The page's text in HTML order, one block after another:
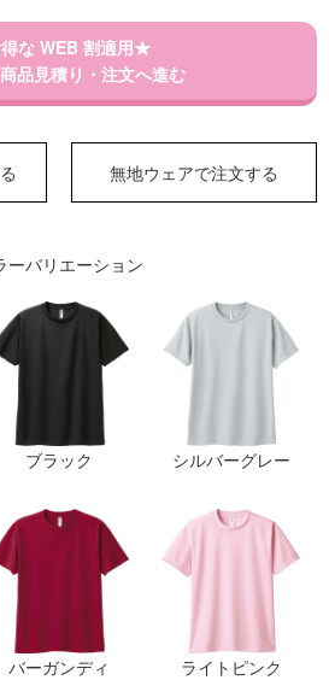
な WEB 割適用★
品見積り・注文へ進む
無地ウェアで注文する
ーバリエーション
ブラック シルバーグレー
バーガンディ ライトピンク